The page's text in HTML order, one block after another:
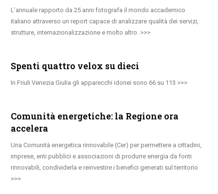
L’annuale rapporto da 25 anni fotografa il mondo accademico
italiano attraverso un report capace di analizzare qualità dei servizi,
strutture, internazionalizzazione e molto altro.
Spenti quattro velox su dieci
In Friuli Venezia Giulia gli apparecchi idonei sono 66 su 113
Comunità energetiche: la Regione ora
accelera
Una Comunità energetica rinnovabile (Cer) per permettere a cittadini,
imprese, enti pubblici e associazioni di produrre energia da fonti
rinnovabili, condividerla e reinvestire i benefici generati sul territorio